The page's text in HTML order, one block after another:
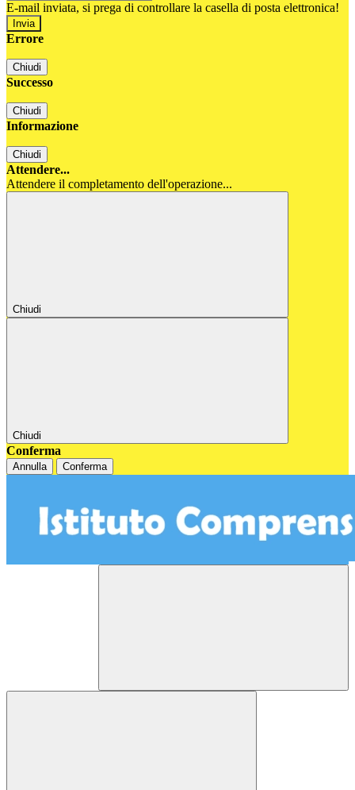
E-mail inviata, si prega di controllare la casella di posta elettronica!
Errore
Chiudi
Successo
Chiudi
Informazione
Chiudi
Attendere...
Attendere il completamento dell'operazione...
Chiudi
Chiudi
Conferma
Annulla Conferma